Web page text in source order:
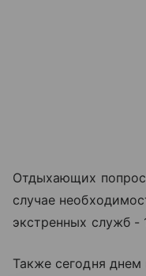
Отдыхающих
случае
экстренных служб -
Также сегодня днем